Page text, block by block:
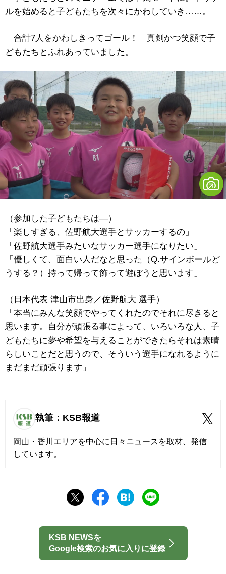
ルを始めると子どもたちを次々にかわしていき……。
合計7人をかわしきってゴール！ 真剣かつ笑顔で子
どもたちとふれあっていました。
（参加した子どもたちは―）
「楽しすぎる、佐野航大選手とサッカーするの」
「佐野航大選手みたいなサッカー選手になりたい」
「優しくて、面白い人だなと思った（Q.サインボールど
うする？）持って帰って飾って遊ぼうと思います」
（日本代表 津山市出身／佐野航大 選手）
「本当にみんな笑顔でやってくれたのでそれに尽きると
思います。自分が頑張る事によって、いろいろな人、子
どもたちに夢や希望を与えることができたらそれは素晴
らしいことだと思うので、そういう選手になれるように
まだまだ頑張ります」
執筆：KSB報道
岡山・香川エリアを中心に日々ニュースを取材、発信
しています。
KSB NEWSを
Google検索のお気に入りに登録